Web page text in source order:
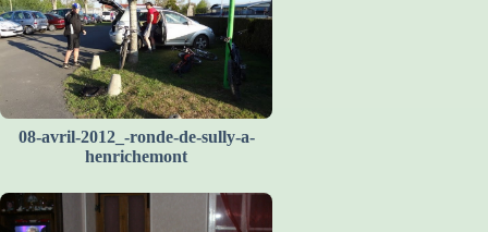
08-avril-2012_-ronde-de-sully-a-
henrichemont